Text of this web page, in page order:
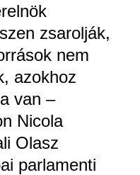
zsarolják,
nem
azokhoz
van –
Nicola
Olasz
parlamenti